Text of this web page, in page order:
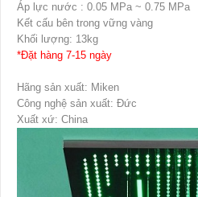
Áp lực nước : 0.05 MPa ~ 0.75 MPa
Kết cấu bên trong vững vàng
Khối lượng: 13kg
*Đặt hàng 7-15 ngày
Hãng sản xuất: Miken
Công nghệ sản xuất: Đức
Xuất xứ: China